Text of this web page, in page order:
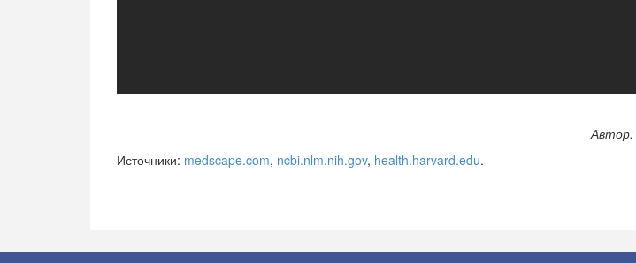
Автор:
Источники: medscape.com, ncbi.nlm.nih.gov, health.harvard.edu.